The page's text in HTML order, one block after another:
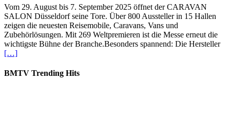
Vom 29. August bis 7. September 2025 öffnet der CARAVAN
SALON Düsseldorf seine Tore. Über 800 Aussteller in 15 Hallen
zeigen die neuesten Reisemobile, Caravans, Vans und
Zubehörlösungen. Mit 269 Weltpremieren ist die Messe erneut die
wichtigste Bühne der Branche.Besonders spannend: Die Hersteller
[…]
BMTV Trending Hits